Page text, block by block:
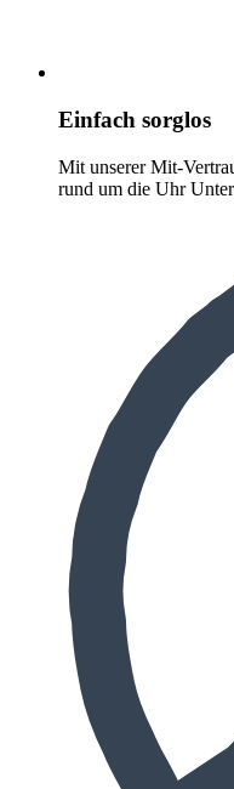
Einfach sorglos
Mit unserer Mit-
rund um die Uhr